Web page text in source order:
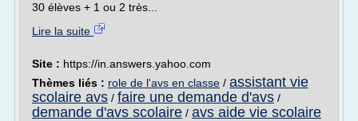
30 élèves + 1 ou 2 très...
Lire la suite
Site : https://in.answers.yahoo.com
Thèmes liés : role de l'avs en classe / assistant vie
scolaire avs / faire une demande d'avs /
demande d'avs scolaire / avs aide vie scolaire